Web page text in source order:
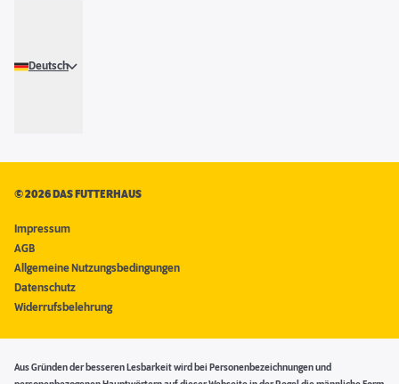
Deutsch
©2026 DAS FUTTERHAUS
Impressum
AGB
Allgemeine Nutzungsbedingungen
Datenschutz
Widerrufsbelehrung
Aus Gründen der besseren Lesbarkeit wird bei Personenbezeichnungen und